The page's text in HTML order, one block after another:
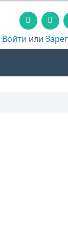
Войти или